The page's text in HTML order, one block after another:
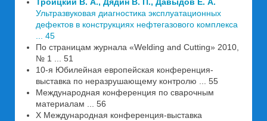
Ультразвуковая диагностика эксплуатационных
дефектов в конструкциях нефтегазового комплекса
... 45
По страницам журнала «Welding and Cutting» 2010,
№ 1 ... 51
10-я Юбилейная европейская конференция-
выставка по неразрушающему контролю ... 55
Международная конференция по сварочным
материалам ... 56
X Международная конференция-выставка